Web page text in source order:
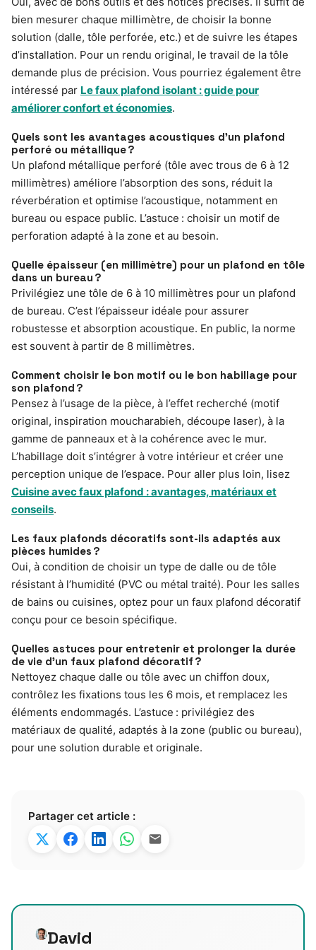
bien mesurer chaque millimètre, de choisir la bonne
solution (dalle, tôle perforée, etc.) et de suivre les étapes
d’installation. Pour un rendu original, le travail de la tôle
demande plus de précision. Vous pourriez également être
intéressé par Le faux plafond isolant : guide pour
améliorer confort et économies.
Quels sont les avantages acoustiques d’un plafond
perforé ou métallique ?
Un plafond métallique perforé (tôle avec trous de 6 à 12
millimètres) améliore l’absorption des sons, réduit la
réverbération et optimise l’acoustique, notamment en
bureau ou espace public. L’astuce : choisir un motif de
perforation adapté à la zone et au besoin.
Quelle épaisseur (en millimètre) pour un plafond en tôle
dans un bureau ?
Privilégiez une tôle de 6 à 10 millimètres pour un plafond
de bureau. C’est l’épaisseur idéale pour assurer
robustesse et absorption acoustique. En public, la norme
est souvent à partir de 8 millimètres.
Comment choisir le bon motif ou le bon habillage pour
son plafond ?
Pensez à l’usage de la pièce, à l’effet recherché (motif
original, inspiration moucharabieh, découpe laser), à la
gamme de panneaux et à la cohérence avec le mur.
L’habillage doit s’intégrer à votre intérieur et créer une
perception unique de l’espace. Pour aller plus loin, lisez
Cuisine avec faux plafond : avantages, matériaux et
conseils.
Les faux plafonds décoratifs sont-ils adaptés aux
pièces humides ?
Oui, à condition de choisir un type de dalle ou de tôle
résistant à l’humidité (PVC ou métal traité). Pour les salles
de bains ou cuisines, optez pour un faux plafond décoratif
conçu pour ce besoin spécifique.
Quelles astuces pour entretenir et prolonger la durée
de vie d’un faux plafond décoratif ?
Nettoyez chaque dalle ou tôle avec un chiffon doux,
contrôlez les fixations tous les 6 mois, et remplacez les
éléments endommagés. L’astuce : privilégiez des
matériaux de qualité, adaptés à la zone (public ou bureau),
pour une solution durable et originale.
Partager cet article :
David